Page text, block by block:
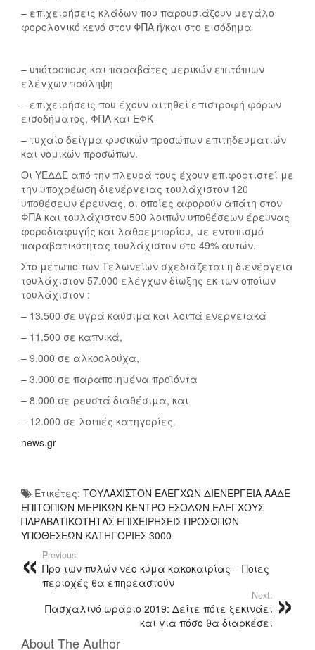
– επιχειρήσεις κλάδων που παρουσιάζουν μεγάλο
φορολογικό κενό στον ΦΠΑ ή/και στο εισόδημα
– υπότροπους και παραβάτες μερικών επιτόπιων
ελέγχων πρόληψη
– επιχειρήσεις που έχουν αιτηθεί επιστροφή φόρων
εισοδήματος, ΦΠΑ και ΕΦΚ
– τυχαίο δείγμα φυσικών προσώπων επιτηδευματιών
και νομικών προσώπων.
Οι ΥΕΔΔΕ από την πλευρά τους έχουν επιφορτιστεί με
την υποχρέωση διενέργειας τουλάχιστον 120
υποθέσεων έρευνας, οι οποίες αφορούν απάτη στον
ΦΠΑ και τουλάχιστον 500 λοιπών υποθέσεων έρευνας
φοροδιαφυγής και λαθρεμπορίου, με εντοπισμό
παραβατικότητας τουλάχιστον στο 49% αυτών.
Στο μέτωπο των Τελωνείων σχεδιάζεται η διενέργεια
τουλάχιστον 57.000 ελέγχων δίωξης εκ των οποίων
τουλάχιστον :
– 13.500 σε υγρά καύσιμα και λοιπά ενεργειακά
– 11.500 σε καπνικά,
– 9.000 σε αλκοολούχα,
– 3.000 σε παραποιημένα προϊόντα
– 8.000 σε ρευστά διαθέσιμα, και
– 12.000 σε λοιπές κατηγορίες.
news.gr
Ετικέτες: ΤΟΥΛΑΧΙΣΤΟΝ ΕΛΕΓΧΩΝ ΔΙΕΝΕΡΓΕΙΑ ΑΑΔΕ
ΕΠΙΤΟΠΙΩΝ ΜΕΡΙΚΩΝ ΚΕΝΤΡΟ ΕΣΟΔΩΝ ΕΛΕΓΧΟΥΣ
ΠΑΡΑΒΑΤΙΚΟΤΗΤΑΣ ΕΠΙΧΕΙΡΗΣΕΙΣ ΠΡΟΣΩΠΩΝ
ΥΠΟΘΕΣΕΩΝ ΚΑΤΗΓΟΡΙΕΣ 3000
Previous:
Προ των πυλών νέο κύμα κακοκαιρίας – Ποιες
περιοχές θα επηρεαστούν
Next:
Πασχαλινό ωράριο 2019: Δείτε πότε ξεκινάει
και για πόσο θα διαρκέσει
About The Author